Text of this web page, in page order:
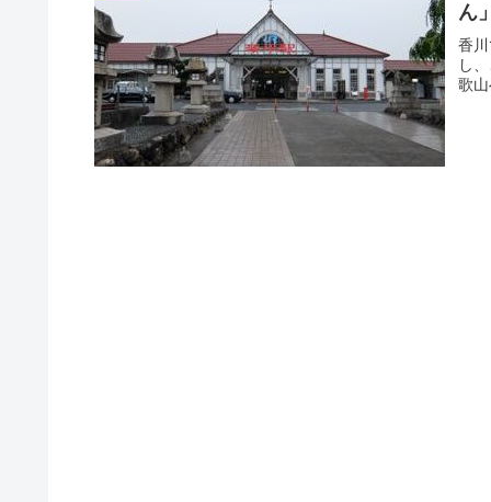
ん
香
し
歌